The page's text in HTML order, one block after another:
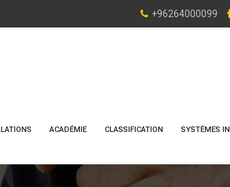
+96264000099
ACADÉMIE CLASSIFICATION SYSTÈMES